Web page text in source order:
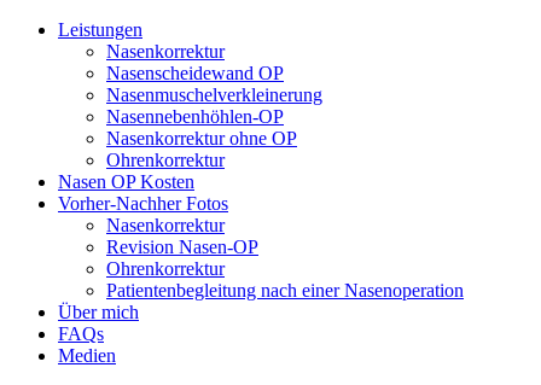
Leistungen
Nasenkorrektur
Nasenscheidewand OP
Nasenmuschelverkleinerung
Nasennebenhöhlen-OP
Nasenkorrektur ohne OP
Ohrenkorrektur
Nasen OP Kosten
Vorher-Nachher Fotos
Nasenkorrektur
Revision Nasen-OP
Ohrenkorrektur
Patientenbegleitung nach einer Nasenoperation
Über mich
FAQs
Medien